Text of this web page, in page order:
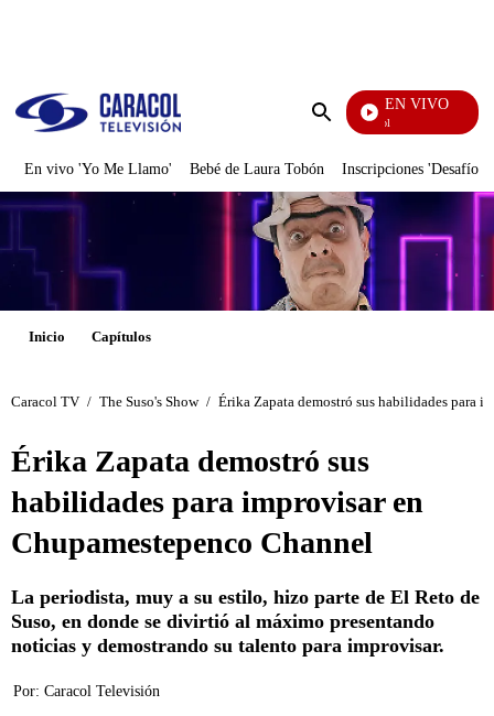
Enviar
EN VIVO
Noticias Caracol
En vivo 'Yo Me Llamo' Bebé de Laura Tobón Inscripciones 'Desafío'
Inicio Capítulos
Caracol TV / The Suso's Show / Érika Zapata demostró sus habilidades para
Érika Zapata demostró sus
habilidades para improvisar en
Chupamestepenco Channel
La periodista, muy a su estilo, hizo parte de El Reto de
Suso, en donde se divirtió al máximo presentando
noticias y demostrando su talento para improvisar.
Por: Caracol Televisión